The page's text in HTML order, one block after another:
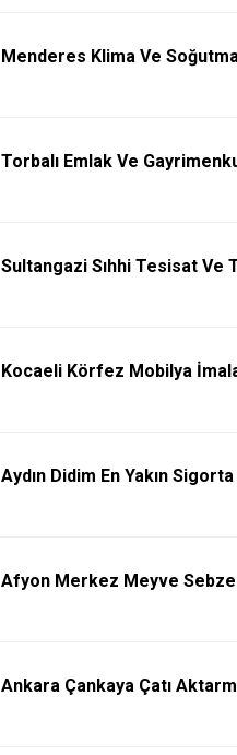
Menderes Klima Ve
Torbalı Emlak Ve
Sultangazi Sıhhi Tesisat Ve
Kocaeli Körfez Mobilya
Aydın Didim En Yakın
Afyon Merkez Meyve
Ankara Çankaya Çatı